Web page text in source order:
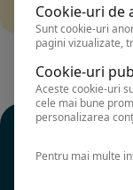
alte fitre.
Cookie-uri de
Sunt cookie-uri
pagini vizualizate,
Cookie-uri
Aceste cookie-uri
cele mai bune
personalizarea
Pentru mai multe